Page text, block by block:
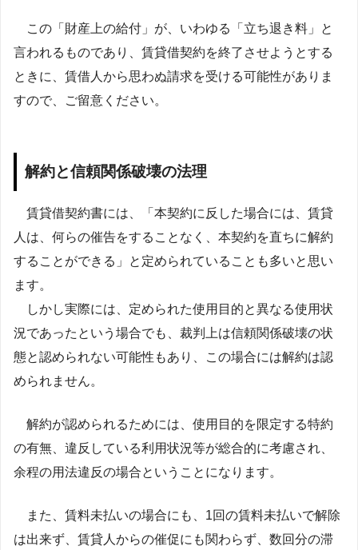
この「財産上の給付」が、いわゆる「立ち退き料」と
言われるものであり、賃貸借契約を終了させようとする
ときに、賃借人から思わぬ請求を受ける可能性がありま
すので、ご留意ください。
解約と信頼関係破壊の法理
賃貸借契約書には、「本契約に反した場合には、賃貸
人は、何らの催告をすることなく、本契約を直ちに解約
することができる」と定められていることも多いと思い
ます。
しかし実際には、定められた使用目的と異なる使用状
況であったという場合でも、裁判上は信頼関係破壊の状
態と認められない可能性もあり、この場合には解約は認
められません。
解約が認められるためには、使用目的を限定する特約
の有無、違反している利用状況等が総合的に考慮され、
余程の用法違反の場合ということになります。
また、賃料未払いの場合にも、 1回の賃料未払いで解除
は出来ず、賃貸人からの催促にも関わらず、数回分の滞